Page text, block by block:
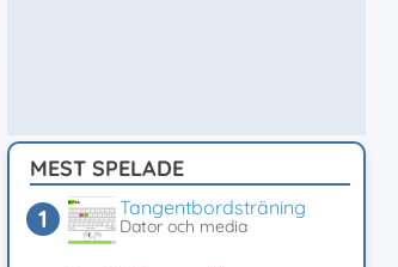
MEST SPELADE
Tangentbordsträning
Dator och media